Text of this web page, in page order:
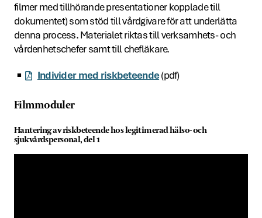
filmer med tillhörande presentationer kopplade till
dokumentet) som stöd till vårdgivare för att underlätta
denna process. Materialet riktas till verksamhets- och
vårdenhetschefer samt till chefläkare.
Individer med riskbeteende(pdf)
Filmmoduler
Hantering av riskbeteende hos legitimerad hälso- och
sjukvårdspersonal, del 1